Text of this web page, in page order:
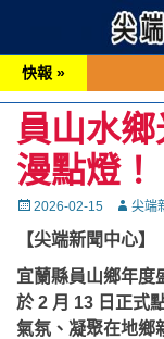
快報 »
員山水
漫點燈！
Posted
2026-02-15 Autor尖端
【尖端新聞中心】
宜蘭縣員山鄉年度
於 2 月 13 日正式
氣氛、凝聚在地鄉